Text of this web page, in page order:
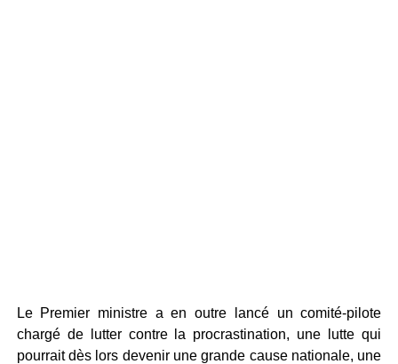
Le Premier ministre a en outre lancé un comité-pilote
chargé de lutter contre la procrastination, une lutte qui
pourrait dès lors devenir une grande cause nationale, une